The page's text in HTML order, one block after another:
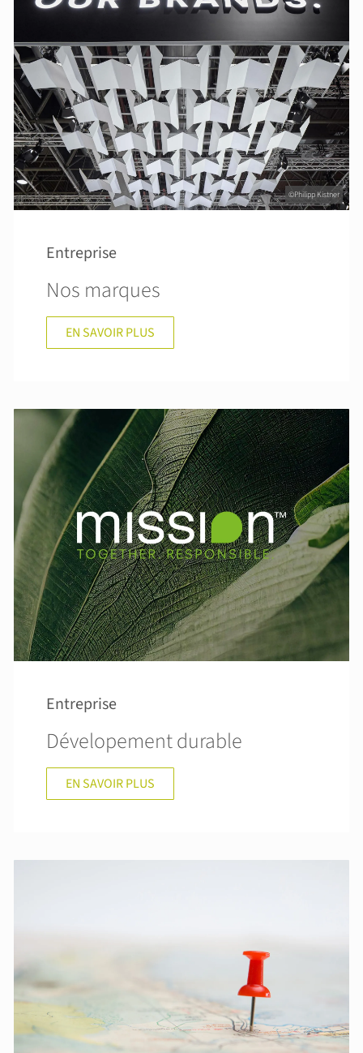
©Philipp Kistner
Entreprise
Nos marques
EN SAVOIR PLUS
Entreprise
Dévelopement durable
EN SAVOIR PLUS